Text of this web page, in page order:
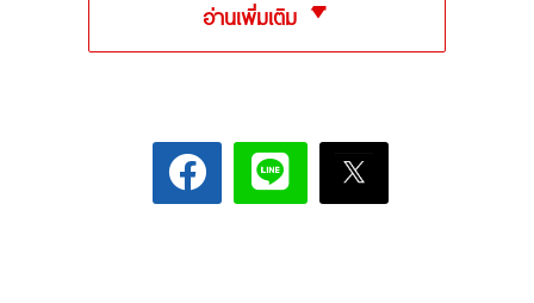
อ่านเพิ่มเติม